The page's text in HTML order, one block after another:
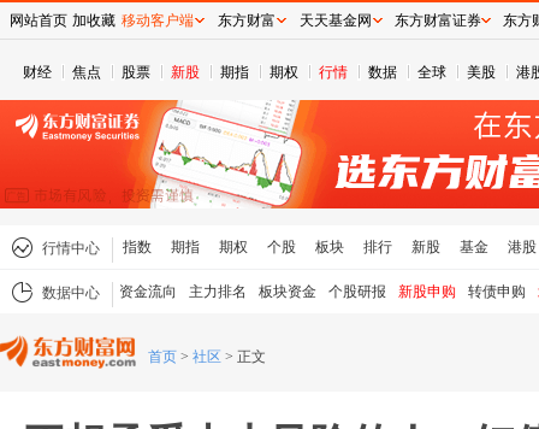
财经 焦点 股票 新股 期指 期权 行情 数据 全球 美股 港
行情中心 指数 期指 期权 个股 板块 排行 新股 基金 港股
数据中心 资金流向 主力排名 板块资金 个股研报 新股申购 转债申购
首页 > 社区 > 正文
网站首页 加收藏 移动客户端 东方财富 天天基金网 东方财富证券 东方